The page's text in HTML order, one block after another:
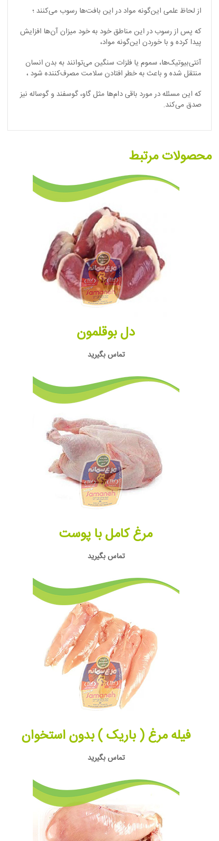
از لحاظ علمی این‌گونه مواد در این بافت‌ها رسوب می‌کنند ؛
که پس از رسوب در این مناطق خود به خود میزان آن‌ها افزایش
پیدا کرده و با خوردن این‌گونه مواد،
آنتی‌بیوتیک‌ها، سموم یا فلزات سنگین می‌توانند به بدن انسان
منتقل شده و باعث به خطر افتادن سلامت مصرف‌کننده شود ،
که این مسئله در مورد باقی دام‌ها مثل گاو، گوسفند و گوساله نیز
صدق می‌کند.
محصولات مرتبط
دل بوقلمون
تماس بگیرید
مرغ کامل با پوست
تماس بگیرید
فیله مرغ ( باریک ) بدون استخوان
تماس بگیرید